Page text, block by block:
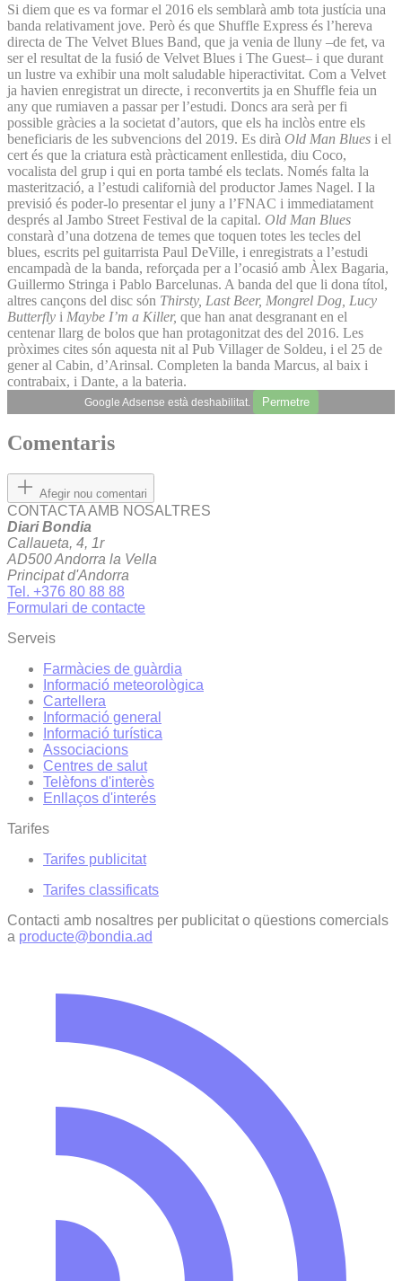
Si diem que es va formar el 2016 els semblarà amb tota justícia una
banda relativament jove. Però és que Shuffle Express és l’hereva
directa de The Velvet Blues Band, que ja venia de lluny –de fet, va
ser el resultat de la fusió de Velvet Blues i The Guest– i que durant
un lustre va exhibir una molt saludable hiperactivitat. Com a Velvet
ja havien enregistrat un directe, i reconvertits ja en Shuffle feia un
any que rumiaven a passar per l’estudi. Doncs ara serà per fi
possible gràcies a la societat d’autors, que els ha inclòs entre els
beneficiaris de les subvencions del 2019. Es dirà Old Man Blues i el
cert és que la criatura està pràcticament enllestida, diu Coco,
vocalista del grup i qui en porta també els teclats. Només falta la
masterització, a l’estudi californià del productor James Nagel. I la
previsió és poder-lo presentar el juny a l’FNAC i immediatament
després al Jambo Street Festival de la capital. Old Man Blues
constarà d’una dotzena de temes que toquen totes les tecles del
blues, escrits pel guitarrista Paul DeVille, i enregistrats a l’estudi
encampadà de la banda, reforçada per a l’ocasió amb Àlex Bagaria,
Guillermo Stringa i Pablo Barcelunas. A banda del que li dona títol,
altres cançons del disc són Thirsty, Last Beer, Mongrel Dog, Lucy
Butterfly i Maybe I’m a Killer, que han anat desgranant en el
centenar llarg de bolos que han protagonitzat des del 2016. Les
pròximes cites són aquesta nit al Pub Villager de Soldeu, i el 25 de
gener al Cabin, d’Arinsal. Completen la banda Marcus, al baix i
contrabaix, i Dante, a la bateria.
Google Adsense està deshabilitat. Permetre
Comentaris
Afegir nou comentari
CONTACTA AMB NOSALTRES
Diari Bondia
Callaueta, 4, 1r
AD500 Andorra la Vella
Principat d'Andorra
Tel. +376 80 88 88
Formulari de contacte
Serveis
Farmàcies de guàrdia
Informació meteorològica
Cartellera
Informació general
Informació turística
Associacions
Centres de salut
Telèfons d'interès
Enllaços d'interés
Tarifes
Tarifes publicitat
Tarifes classificats
Contacti amb nosaltres per publicitat o qüestions comercials
a producte@bondia.ad